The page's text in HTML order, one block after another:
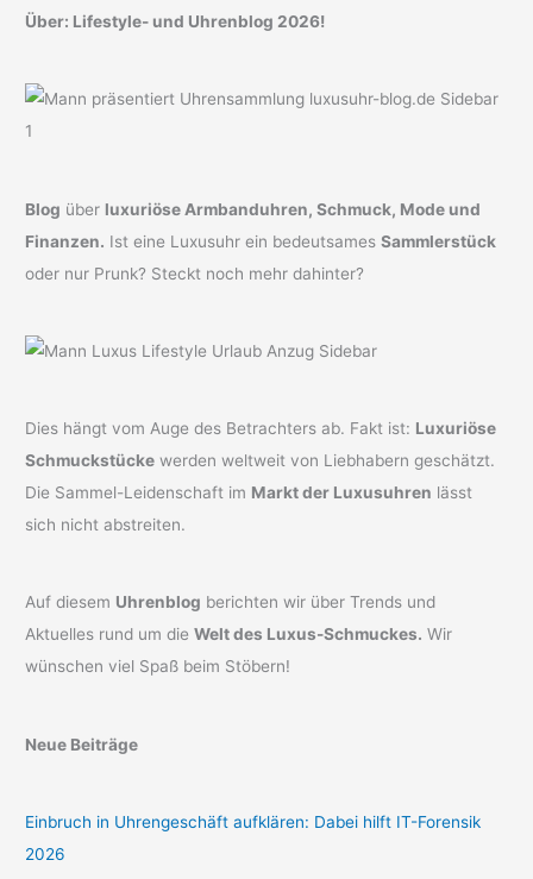
Über: Lifestyle- und Uhrenblog 2026!
Blog über luxuriöse Armbanduhren, Schmuck, Mode und
Finanzen. Ist eine Luxusuhr ein bedeutsamesSammlerstück
oder nur Prunk? Steckt noch mehr dahinter?
Dies hängt vom Auge des Betrachters ab. Fakt ist: Luxuriöse
Schmuckstücke werden weltweit von Liebhabern geschätzt.
Die Sammel-Leidenschaft im Markt der Luxusuhren lässt
sich nicht abstreiten.
Auf diesem Uhrenblog berichten wir über Trends und
Aktuelles rund um dieWelt des Luxus-Schmuckes. Wir
wünschen viel Spaß beim Stöbern!
Neue Beiträge
Einbruch in Uhrengeschäft aufklären: Dabei hilft IT-Forensik
2026